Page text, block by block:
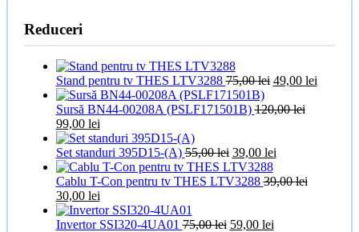
Reduceri
Stand pentru tv THES LTV328875,00lei Prețul
a
49,00 leiPrețul
Sursă BN44-00208A (PSLF171501B)120,00lei
Prețul
inițial
a
fost:
120,00 lei.
99,00 leiPrețul
curent
este:
99,00 lei.
Set standuri 395D15-(A)55,00lei Prețul
inițial
a
39,00 leiPrețul
este:
Cablu T-Con pentru tv THES LTV328839,00lei
Prețul
inițial
a
30,00 leiPrețul
curent
este:
Invertor SSI320-4UA0175,00lei Prețul
59,00 leiPrețul